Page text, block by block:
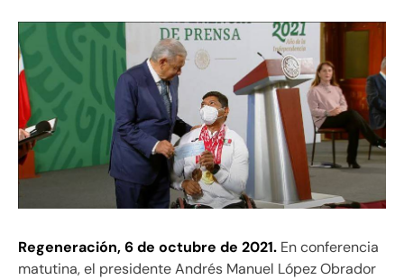
Regeneración,6 de octubre de 2021. En conferencia
matutina, el presidente Andrés Manuel López Obrador